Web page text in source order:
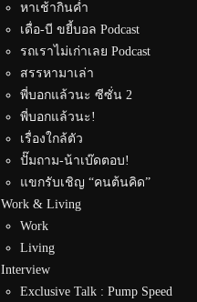
หาเช้ากินค่ำ
เดื่อ-บี ขยี้บอล Podcast
รถเราไม่เก่าเลย Podcast
สรรหามาเล่า
พี่บอกแล้วนะ ซีซั่น 2
พี่บอกแล้วนะ!
เรื่องใกล้ตัว
ปั๊มถาม-น้าเบ๊ดตอบ!
แขกรับเชิญ “คนต้นคิด”
Work & Living
Work
Living
Interview
Exclusive Talk : Pump Speed